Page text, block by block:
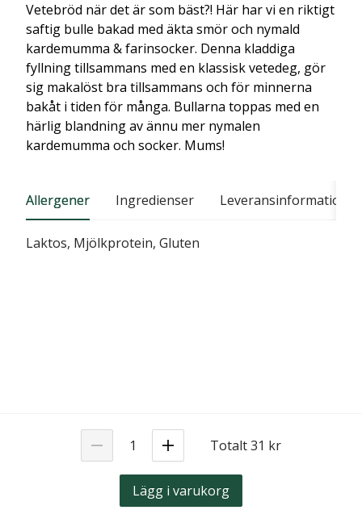
Vetebröd när det är som bäst?! Här har vi en riktigt
saftig bulle bakad med äkta smör och nymald
kardemumma & farinsocker. Denna kladdiga
fyllning tillsammans med en klassisk vetedeg, gör
sig makalöst bra tillsammans och för minnerna
bakåt i tiden för många. Bullarna toppas med en
härlig blandning av ännu mer nymalen
kardemumma och socker. Mums!
Allergener Ingredienser Leveransinformation
Laktos, Mjölkprotein, Gluten
Totalt 31 kr
Lägg i varukorg